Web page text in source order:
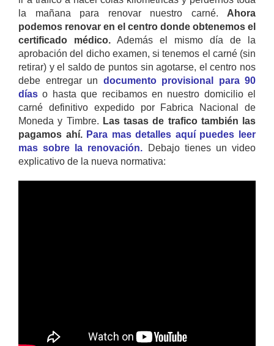
la mañana para renovar nuestro carné. Ahora
podemos renovar en el centro donde obtenemos el
certificado médico. Además el mismo día de la
aprobación del dicho examen, si tenemos el carné (sin
retirar) y el saldo de puntos sin agotarse, el centro nos
debe entregar un documento provisional para 90
días o hasta que recibamos en nuestro domicilio el
carné definitivo expedido por Fabrica Nacional de
Moneda y Timbre. Las tasas de trafico también las
pagamos ahí. Para mas detalles aquí puedes leer
mas sobre la renovación. Debajo tienes un video
explicativo de la nueva normativa: